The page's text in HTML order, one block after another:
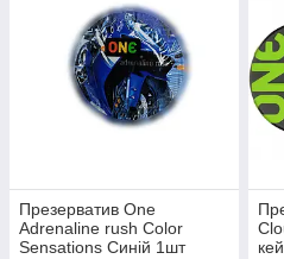
Презерватив One
Adrenaline rush Color
Sensations Синій 1шт